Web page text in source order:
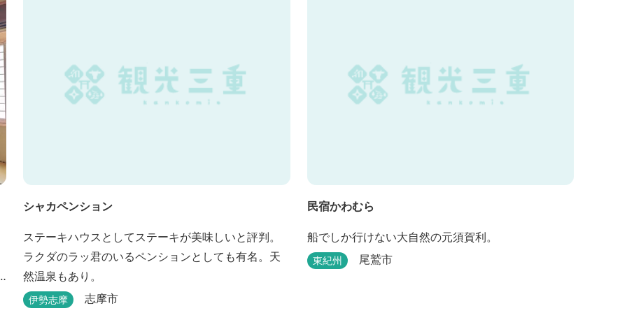
シャカペンション
ステーキハウスとしてステーキが美味しいと評判。
ラクダのラッ君のいるペンションとしても有名。天
然温泉もあり。
伊勢志摩 志摩市
民宿かわむら
船でしか行けない大自然の元須賀利。
東紀州 尾鷲市